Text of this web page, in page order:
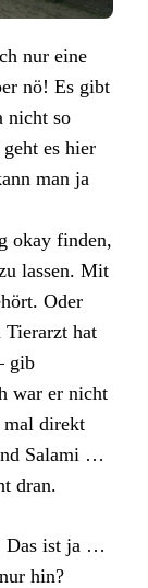
nur eine
nö! Es gibt
nicht so
es hier
man ja
okay finden,
lassen. Mit
Oder
Tierarzt hat
gib
war er nicht
mal direkt
Salami …
dran.
Das ist ja …
hin?